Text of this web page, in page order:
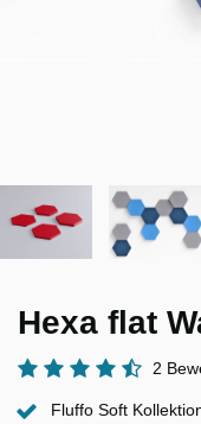
Hexa flat
2
Fluffo Soft